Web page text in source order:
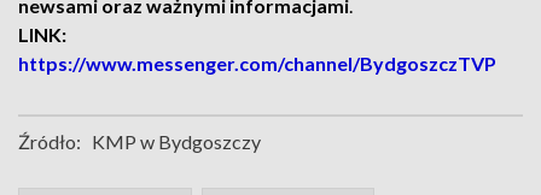
newsami oraz ważnymi informacjami.
LINK:
https://www.messenger.com/channel/BydgoszczTVP
Źródło: KMP w Bydgoszczy